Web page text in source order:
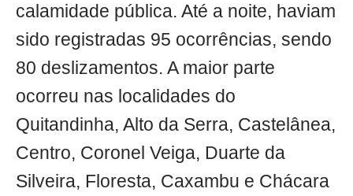
calamidade pública. Até a noite, haviam
sido registradas 95 ocorrências, sendo
80 deslizamentos. A maior parte
ocorreu nas localidades do
Quitandinha, Alto da Serra, Castelânea,
Centro, Coronel Veiga, Duarte da
Silveira, Floresta, Caxambu e Chácara